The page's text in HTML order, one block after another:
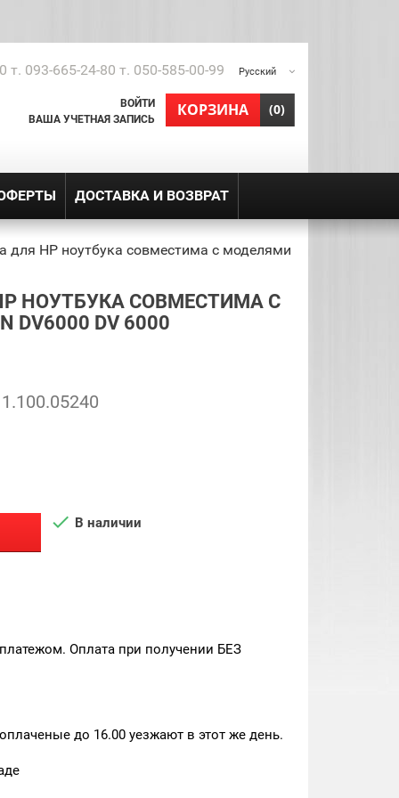
Русский
т. 093-665-24-80 т. 050-585-00-99
КОРЗИНА
shopping_cart (0)
ВОЙТИ
ВАША УЧЕТНАЯ ЗАПИСЬ
ДОСТАВКА И ВОЗВРАТ
для HP ноутбука совместима с моделями
НОУТБУКА СОВМЕСТИМА С
DV6000 DV 6000
1.100.05240
 В наличии
Оплата при получении БЕЗ
до 16.00 уезжают в этот же день.